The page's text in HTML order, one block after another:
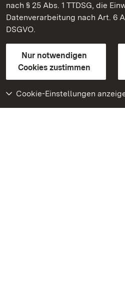
nach § 25 Abs. 1 TTDSG, die
Datenverarbeitung nach Art. 6
DSGVO.
Nur notwendigen
Cookies zustimmen
Cookie-Einstellungen
Staatliche Schlösser und
Kontakt
GebärdenspracheLeichte
Erklärung zur Barrierefreiheit
BITV-konform (geprüfte Seiten)
Weiteres